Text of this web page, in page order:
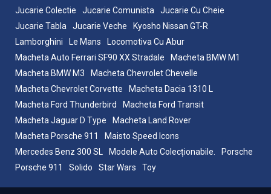
Jucarie Colectie
Jucarie Comunista
Jucarie Cu Cheie
Jucarie Tabla
Jucarie Veche
Kyosho Nissan GT-R
Lamborghini
Le Mans
Locomotiva Cu Abur
Macheta Auto Ferrari SF90 XX Stradale
Macheta BMW M1
Macheta BMW M3
Macheta Chevrolet Chevelle
Macheta Chevrolet Corvette
Macheta Dacia 1310 L
Macheta Ford Thunderbird
Macheta Ford Transit
Macheta Jaguar D Type
Macheta Land Rover
Macheta Porsche 911
Maisto Speed Icons
Mercedes Benz 300 SL
Modele Auto Colecționabile.
Porsche
Porsche 911
Solido Star Wars Toy